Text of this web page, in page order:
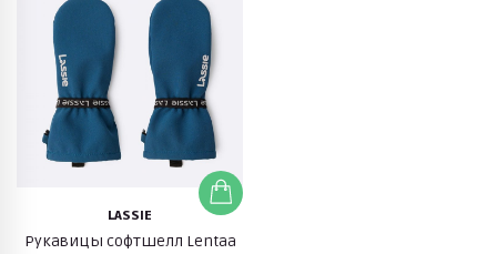
LASSIE
Рукавицы софтшелл Lentaa